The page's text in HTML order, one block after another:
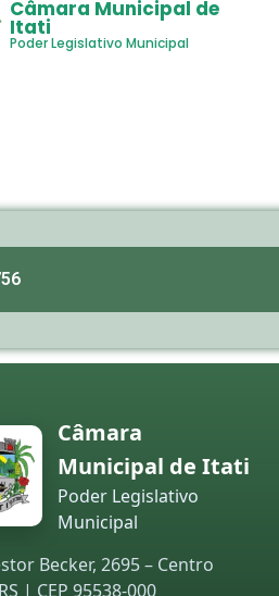
Câmara Municipal de
Itati
Poder Legislativo Municipal
Câmara
Municipal de Itati
Poder Legislativo
Municipal
Becker, 2695 – Centro
| CEP 95538-000